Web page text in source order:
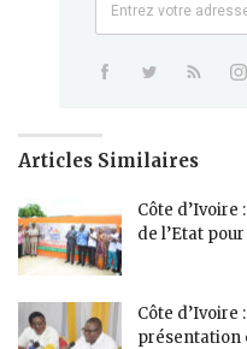
Articles Similaires
Côte d’Ivoire
de l’Etat
Côte